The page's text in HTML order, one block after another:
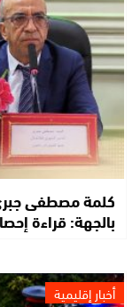
كلمة مصطفى
بالجهة: قراءة
أخبار إقليمية